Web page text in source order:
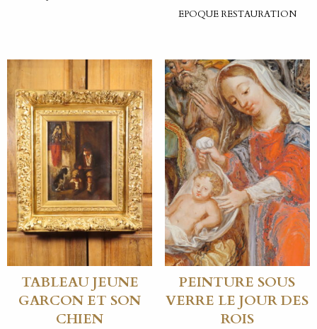
EPOQUE RESTAURATION
TABLEAU JEUNE
GARCON ET SON
CHIEN
PEINTURE SOUS
VERRE LE JOUR DES
ROIS